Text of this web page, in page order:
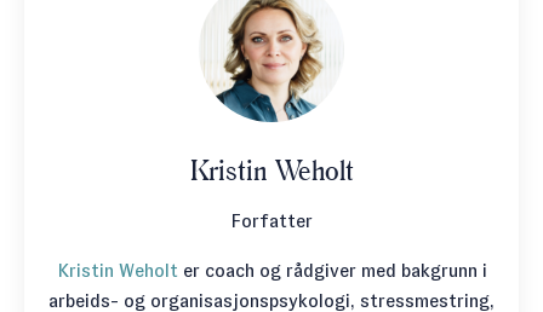
Kristin Weholt
Forfatter
Kristin Weholt er coach og rådgiver med bakgrunn i
arbeids- og organisasjonspsykologi, stressmestring,